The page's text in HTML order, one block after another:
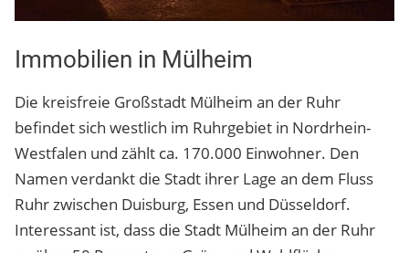
Immobilien in Mülheim
Die kreisfreie Großstadt Mülheim an der Ruhr
befindet sich westlich im Ruhrgebiet in Nordrhein-
Westfalen und zählt ca. 170.000 Einwohner. Den
Namen verdankt die Stadt ihrer Lage an dem Fluss
Ruhr zwischen Duisburg, Essen und Düsseldorf.
Interessant ist, dass die Stadt Mülheim an der Ruhr